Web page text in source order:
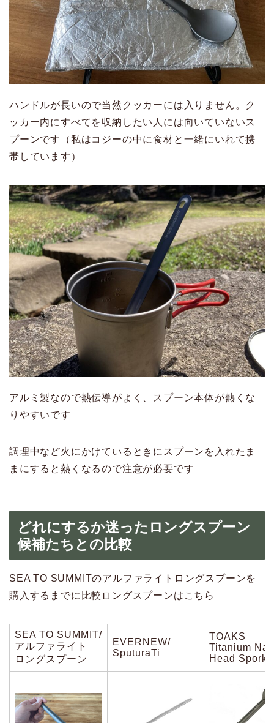
ハンドルが長いので当然クッカーには入りません。ク
ッカー内にすべてを収納したい人には向いていないス
プーンです（私はコジーの中に食材と一緒にいれて携
帯しています）
アルミ製なので熱伝導がよく、スプーン本体が熱くな
りやすいです
調理中など火にかけているときにスプーンを入れたま
まにすると熱くなるので注意が必要です
どれにするか迷ったロングスプーン
候補たちとの比較
SEA TO SUMMITのアルファライトロングスプーンを
購入するまでに比較ロングスプーンはこちら
SEA TO SUMMIT/
アルファライト
ロングスプーン
EVERNEW/
SputuraTi
TOAKS
Titanium
Head Spork